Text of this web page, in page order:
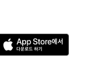
A
p
p